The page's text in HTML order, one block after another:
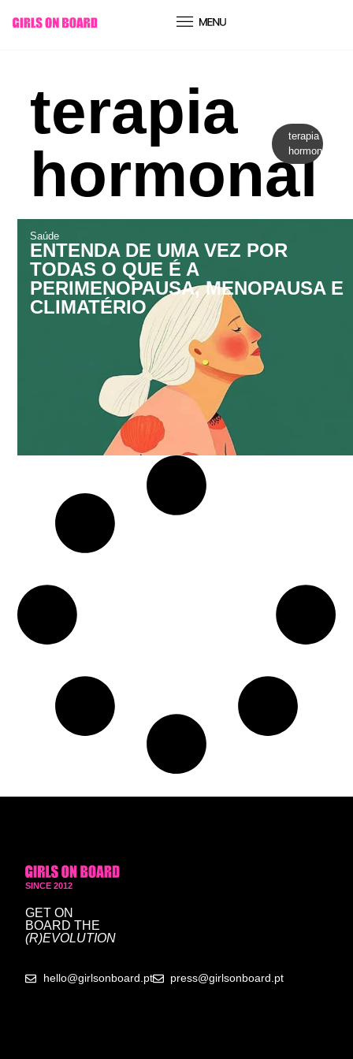
conteúdo
terapia
hormonal
terapia
hormonal
Saúde
ENTENDA DE UMA VEZ POR
TODAS O QUE É A
PERIMENOPAUSA, MENOPAUSA E
CLIMATÉRIO
SINCE 2012
GET ON
BOARD THE
(R)EVOLUTION
hello@girlsonboard.pt press@girlsonboard.pt